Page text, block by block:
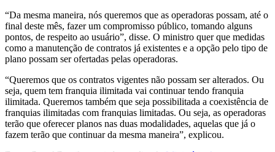
“Da mesma maneira, nós queremos que as operadoras possam, até o
final deste mês, fazer um compromisso público, tomando alguns
pontos, de respeito ao usuário”, disse. O ministro quer que medidas
como a manutenção de contratos já existentes e a opção pelo tipo de
plano possam ser ofertadas pelas operadoras.
“Queremos que os contratos vigentes não possam ser alterados. Ou
seja, quem tem franquia ilimitada vai continuar tendo franquia
ilimitada. Queremos também que seja possibilitada a coexistência de
franquias ilimitadas com franquias limitadas. Ou seja, as operadoras
terão que oferecer planos nas duas modalidades, aquelas que já o
fazem terão que continuar da mesma maneira”, explicou.